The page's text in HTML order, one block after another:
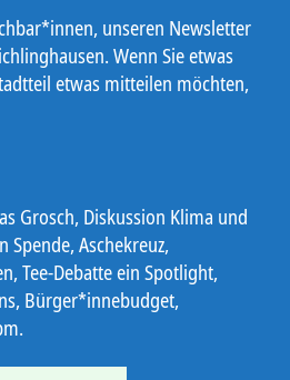
unseren Newsletter
Wenn Sie etwas
etwas mitteilen möchten,
Grosch, Diskussion Klima und
Aschekreuz,
Tee-Debatte ein Spotlight,
Bürger*innebudget,